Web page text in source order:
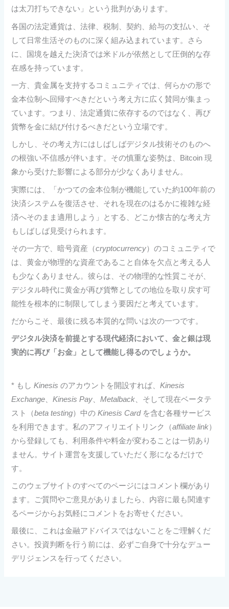
は太刀打ちできない」という批判があります。
各国の法定通貨は、法律、税制、契約、給与の支払い、そ
して日常生活そのものに深く組み込まれています。さら
に、国境を越えた決済では米ドルが依然として圧倒的な存
在感を持っています。
一方、貴金属を支持するコミュニティでは、何らかの形で
金本位制へ回帰すべきだという考え方に広く賛同が集まっ
ています。つまり、法定通貨に依存するのではなく、再び
貨幣を金に結び付けるべきだという立場です。
しかし、その考え方にはしばしばデジタル技術そのものへ
の根強い不信感が伴います。その慎重な姿勢は、Bitcoin 現
象から受けた影響による部分が少なくありません。
実際には、「かつての金本位制が機能していた約100年前の
決済システムを復活させ、それを現在のはるかに複雑な経
済へそのまま適用しよう」とする、どこか懐古的な考え方
もしばしば見受けられます。
その一方で、暗号資産（cryptocurrency）のコミュニティで
は、黄金が物理的な資産であること自体を欠点と考える人
も少なくありません。彼らは、その物理的な性質こそが、
デジタル時代に黄金が再び貨幣としての地位を取り戻す可
能性を根本的に制限してしまう要因だと考えています。
だからこそ、最後に残る本質的な問いは次の一つです。
デジタル決済を前提とする現代経済において、金と銀は現
実的に再び「お金」として機能し得るのでしょうか。
* もし Kinesisのアカウントを開設すれば、Kinesis
Exchange 、Kinesis Pay 、Metalback 、そして現在ベータテ
スト（beta testing）中の Kinesis Card を含む各種サービス
を利用できます。私のアフィリエイトリンク（affiliate link）
から登録しても、利用条件や料金が変わることは一切あり
ません。サイト運営を支援していただく形になるだけで
す。
このウェブサイトのすべてのページにはコメント欄があり
ます。ご質問やご意見がありましたら、内容に最も関連す
るページからお気軽にコメントをお寄せください。
最後に、これは金融アドバイスではないことをご理解くだ
さい。投資判断を行う前には、必ずご自身で十分なデュー
デリジェンスを行ってください。